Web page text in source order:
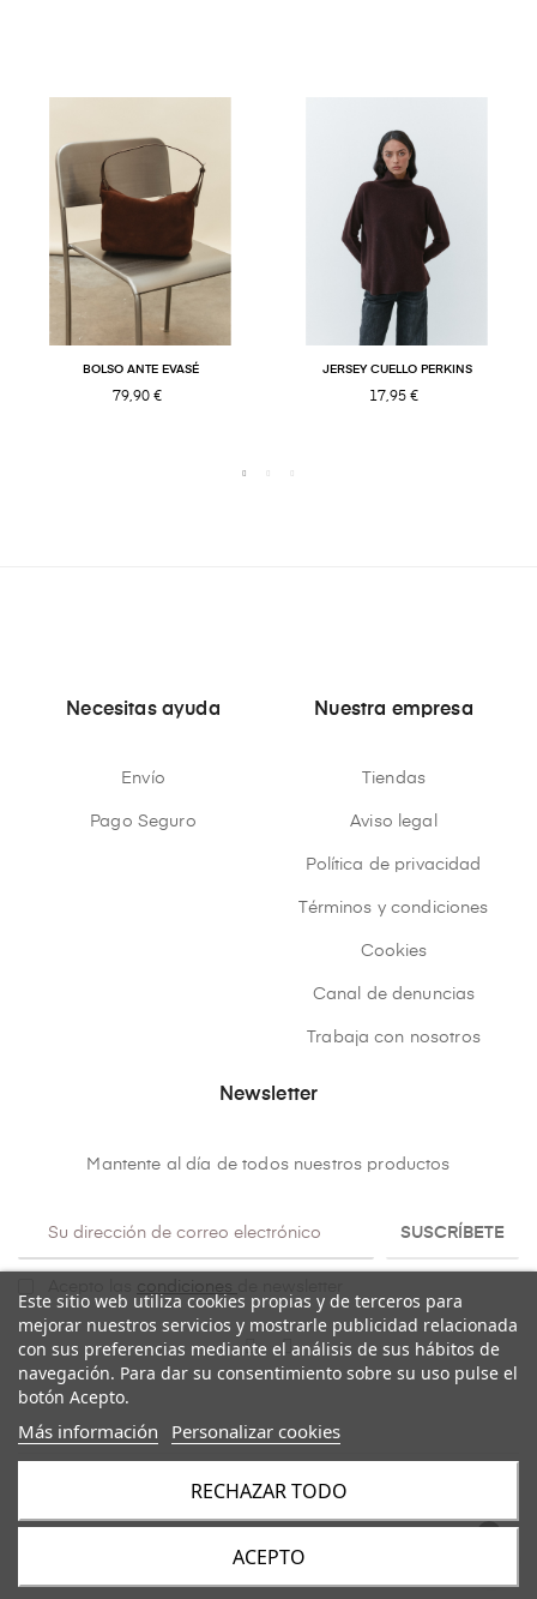
BOLSO ANTE EVASÉ
79,90 €
JERSEY CUELLO PERKINS
17,95 €
Necesitas ayuda
Envío
Pago Seguro
Nuestra empresa
Tiendas
Aviso legal
Política de privacidad
Términos y condiciones
Cookies
Canal de denuncias
Trabaja con nosotros
Newsletter
Mantente al día de todos nuestros productos
SUSCRÍBETE
condiciones
Mulaya. Todos los derechos reservados.
Este sitio web utiliza cookies propias y de terceros para
mejorar nuestros servicios y mostrarle publicidad relacionada
con sus preferencias mediante el análisis de sus hábitos de
navegación. Para dar su consentimiento sobre su uso pulse el
botón Acepto.
Más información Personalizar cookies
RECHAZAR TODO
ACEPTO